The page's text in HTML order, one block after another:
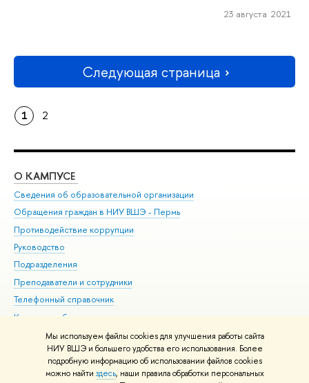
Мы используем файлы cookies для улучшения работы сайта
НИУ ВШЭ и большего удобства его использования. Более
подробную информацию об использовании файлов cookies
можно найти здесь, наши правила обработки персональных
23 августа 2021
Следующая страница
1 2
О КАМПУСЕ
Сведения об образовательной организации
Обращения граждан в НИУ ВШЭ - Пермь
Противодействие коррупции
Руководство
Подразделения
Преподаватели и сотрудники
Телефонный справочник
Корпуса и общежития
ВШЭ для студентов с ограниченными возможностями
здоровья и инвалидностью
Единая платежная страница